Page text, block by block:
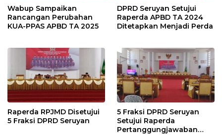
Wabup Sampaikan
Rancangan Perubahan
KUA-PPAS APBD TA 2025
DPRD Seruyan Setujui
Raperda APBD TA 2024
Ditetapkan Menjadi Perda
Raperda RPJMD Disetujui
5 Fraksi DPRD Seruyan
5 Fraksi DPRD Seruyan
Setujui Raperda
Pertanggungjawaban